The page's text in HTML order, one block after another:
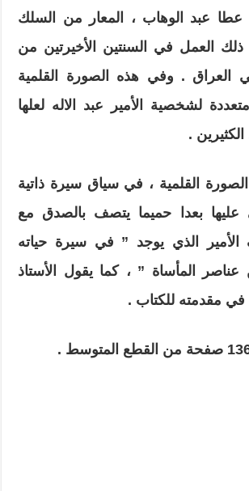
عطا عبد الوهاب ، المعار من السلك
ذلك العمل في السنتين الأخيرتين من
العراق . وفي هذه الصورة القلمية
لشخصية الأمير عبد الاله لعلها
.
القلمية ، في سياق سيرة ذاتية
بعدا حميما يتصف بالصدق مع
الأمير الذي يوجد ” في سيرة حياته
عناصر المأساة ” ، كما يقول الأستاذ
مقدمته للكتاب .